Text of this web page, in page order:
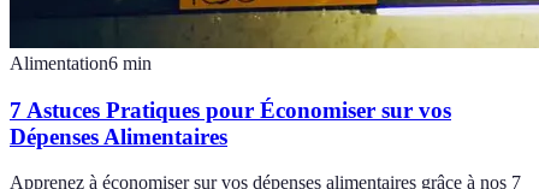
Alimentation6 min
7 Astuces Pratiques pour Économiser sur vos
Dépenses Alimentaires
Apprenez à économiser sur vos dépenses alimentaires grâce à nos 7